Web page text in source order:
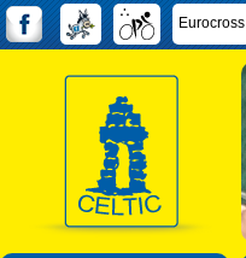
Eurocross